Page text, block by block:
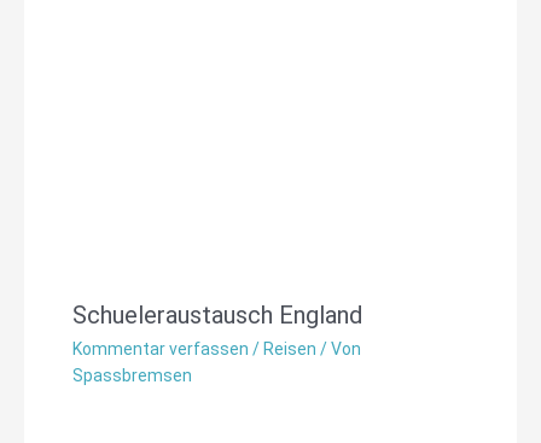
Schueleraustausch England
Kommentar verfassen / Reisen / Von
Spassbremsen